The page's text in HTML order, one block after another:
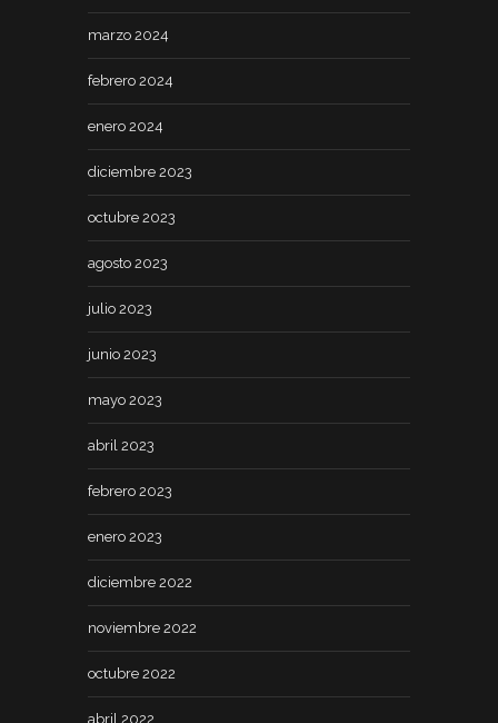
marzo 2024
febrero 2024
enero 2024
diciembre 2023
octubre 2023
agosto 2023
julio 2023
junio 2023
mayo 2023
abril 2023
febrero 2023
enero 2023
diciembre 2022
noviembre 2022
octubre 2022
abril 2022